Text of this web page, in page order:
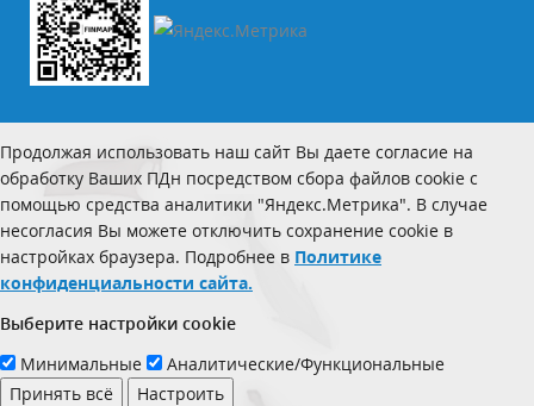
Продолжая использовать наш сайт Вы даете согласие на
обработку Ваших ПДн посредством сбора файлов cookie с
помощью средства аналитики "Яндекс.Метрика". В случае
несогласия Вы можете отключить сохранение cookie в
настройках браузера. Подробнее в Политике
конфиденциальности сайта.
Выберите настройки cookie
Минимальные
Аналитические/Функциональные
Принять всё
Настроить